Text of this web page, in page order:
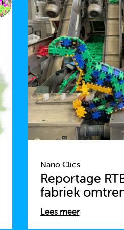
Nano Clics
Reportage
fabriek
Lees meer